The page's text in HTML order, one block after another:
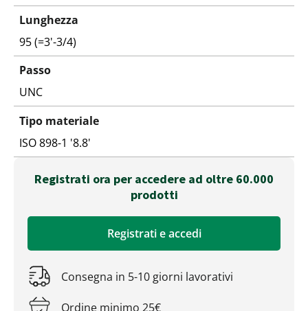
Lunghezza
95 (=3'-3/4)
Passo
UNC
Tipo materiale
ISO 898-1 '8.8'
Registrati ora per accedere ad oltre 60.000
prodotti
Registrati e accedi
Consegna in 5-10 giorni lavorativi
Ordine minimo 25€